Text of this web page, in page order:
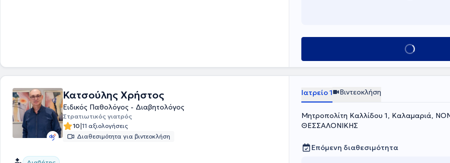
εργασία του στο πολυϊατρείο του ΙΚΑ στην περιοχή Βότση της Θεσσαλονίκης.
Υπηρέτησε εκεί επί 11 συναπτά έτη και τα δύο τελευταία διετέλεσε προϊστάμενος του
περίπλοκο αντικείμενο του σακχαρώδη διαβήτη στο νοσοκομείο Παπαγεωργίου κατά
τη διετία 2005-2007. Στη συνέχεια, μετά τη συνεργασία του με το Ιατρικό
Διαβαλκανικό Κέντρο Θεσσαλονίκης, διετέλεσε για μια τριετία Διευθυντής και
Επιστημονικός Υπεύθυνος του Παθολογικού Τμήματος της Κλινικής ΘΕΡΜΗ.
Κλείσε ραντεβού
Κατσούλης Χρήστος
Ειδικός Παθολόγος - Διαβητολόγος
Στρατιωτικός γιατρός
10|11 αξιολογήσεις
Διαθεσιμότητα για βιντεοκλήση
Ιατρείο 1 Βιντεοκλήση
Μητροπολίτη Καλλίδου 1, Καλαμαριά,
ΘΕΣΣΑΛΟΝΙΚΗΣ
Επόμενη διαθεσιμότητα